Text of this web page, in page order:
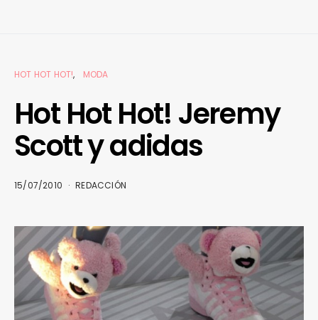
HOT HOT HOT! MODA
Hot Hot Hot! Jeremy
Scott y adidas
15/07/2010 REDACCIÓN